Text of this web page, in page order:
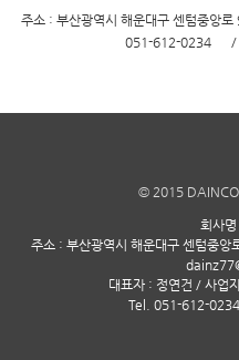
주소 : 부산광역시 해운대구 센텀중
051-612-0234 /
© 2015
회사
주소 : 부산광역시 해운대구 센텀중
대표자 : 정연건 / 사업
Tel. 051-612-